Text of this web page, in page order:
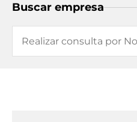
Buscar empresa